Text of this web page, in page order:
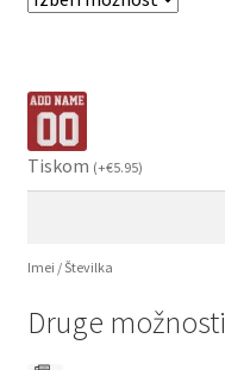
Tiskom (+€5.95)
Imei / Številka
Druge možnosti